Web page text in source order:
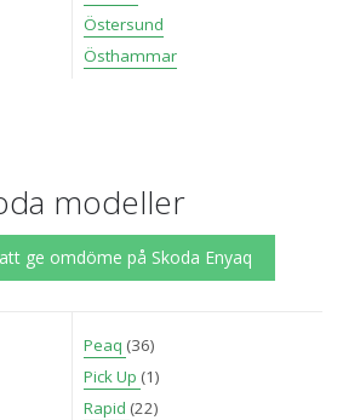
Östersund
Östhammar
modeller
ge omdöme på Skoda Enyaq
Peaq (36)
Pick Up (1)
Rapid (22)